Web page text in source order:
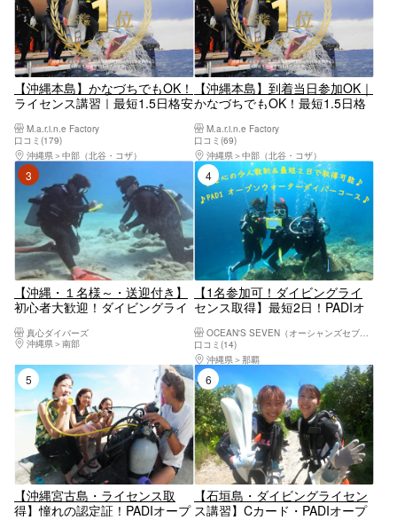
【沖縄本島】かなづちでもOK！
ライセンス講習｜最短1.5日格安
月Google口コミ数「沖縄ダイビ
ング」第1位
M.a.r.i.n.e Factory
口コミ(179)
沖縄県
中部（北谷・コザ）
【沖縄本島】到着当日参加OK｜
かなづちでもOK！最短1.5日格
Google口コミ数「沖縄ダイビン
グ」第1位
M.a.r.i.n.e Factory
口コミ(69)
沖縄県
中部（北谷・コザ）
3位
【沖縄・１名様～・送迎付き】
初心者大歓迎！ダイビングライ
OK☆最短1.5日オープンウォー
ターコース
真心ダイバーズ
沖縄県
南部
4位
【1名参加可！ダイビングライ
センス取得】最短2日！PADIオ
ス
口コミ(14)
沖縄県
那覇
5位
【沖縄宮古島・ライセンス取
得】憧れの認定証！PADIオープ
6位
【石垣島・ダイビングライセン
ス講習】Cカード・PADIオープ